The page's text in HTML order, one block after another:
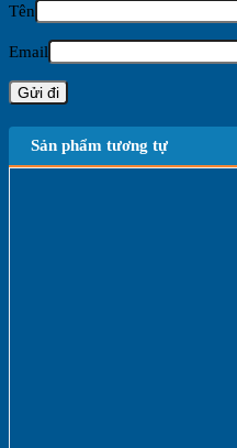
Tên
Email
Sản phẩm tương tự